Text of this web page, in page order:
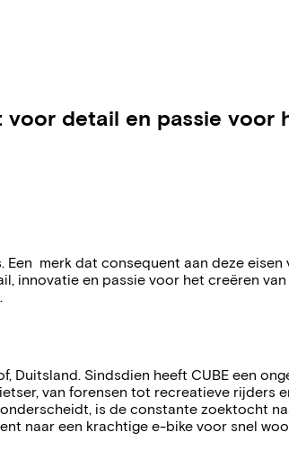
detail en passie voor
merk dat consequent aan deze eisen
innovatie en passie voor het creëren
Duitsland. Sindsdien heeft CUBE een
van forensen tot recreatieve rijders
onderscheidt, is de constante zoektocht
naar een krachtige e-bike voor snel